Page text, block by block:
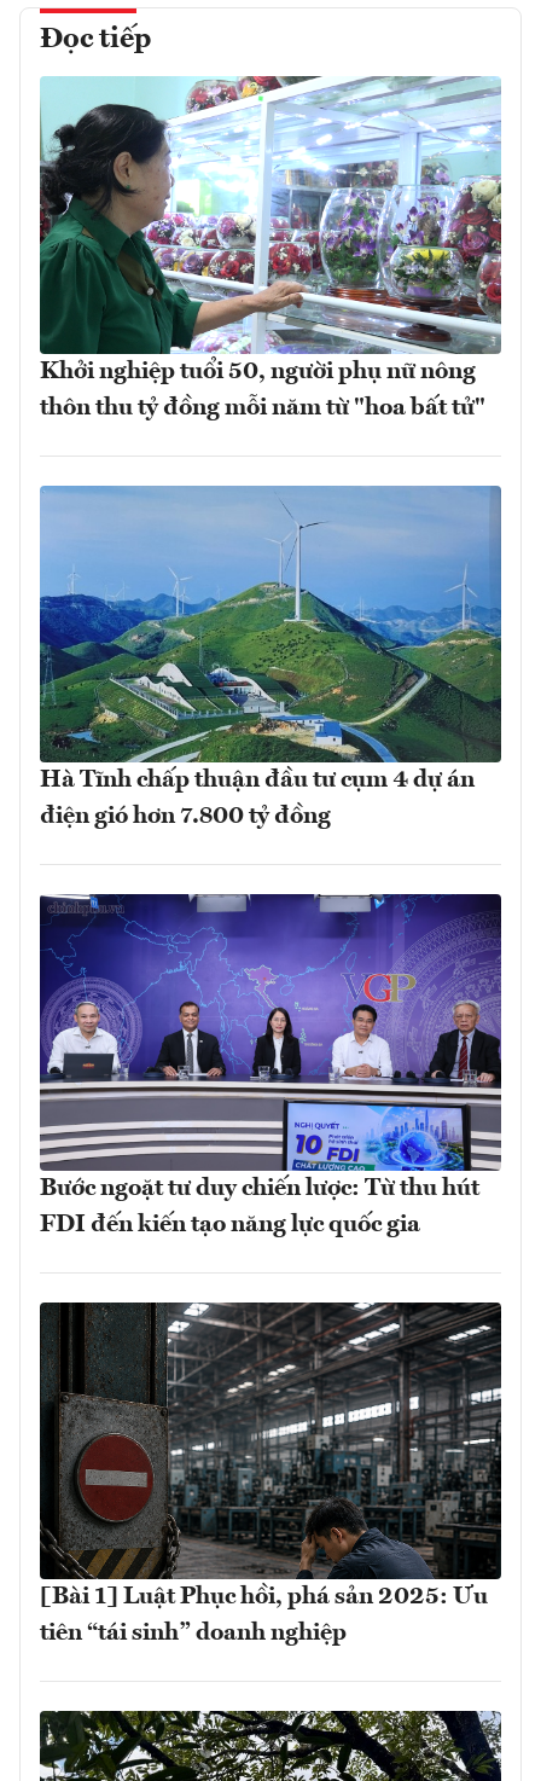
Đọc tiếp
Khởi nghiệp tuổi 50, người phụ nữ nông
thôn thu tỷ đồng mỗi năm từ "hoa bất tử"
Hà Tĩnh chấp thuận đầu tư cụm 4 dự án
điện gió hơn 7.800 tỷ đồng
Bước ngoặt tư duy chiến lược: Từ thu hút
FDI đến kiến tạo năng lực quốc gia
[Bài 1] Luật Phục hồi, phá sản 2025: Ưu
tiên “tái sinh” doanh nghiệp